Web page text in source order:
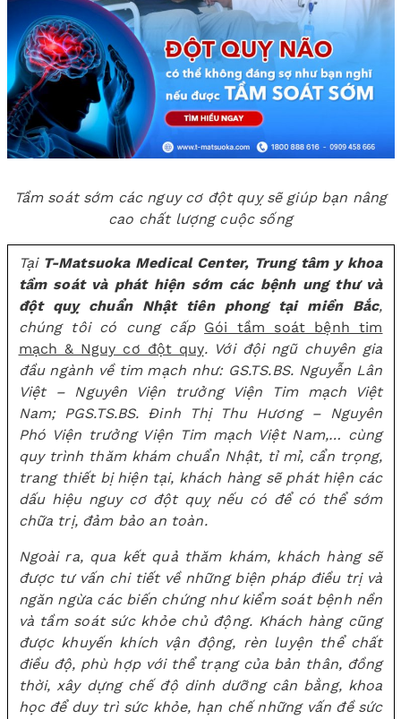
Tầm soát sớm các nguy cơ đột quỵ sẽ giúp bạn nâng
cao chất lượng cuộc sống
Tại T-Matsuoka Medical Center, Trung tâm y khoa
tầm soát và phát hiện sớm các bệnh ung thư và
đột quỵ chuẩn Nhật tiên phong tại miền Bắc,
chúng tôi có cung cấp Gói tầm soát bệnh tim
mạch & Nguy cơ đột quỵ. Với đội ngũ chuyên gia
đầu ngành về tim mạch như: GS.TS.BS. Nguyễn Lân
Việt – Nguyên Viện trưởng Viện Tim mạch Việt
Nam; PGS.TS.BS. Đinh Thị Thu Hương – Nguyên
Phó Viện trưởng Viện Tim mạch Việt Nam,… cùng
quy trình thăm khám chuẩn Nhật, tỉ mỉ, cẩn trọng,
trang thiết bị hiện tại, khách hàng sẽ phát hiện các
dấu hiệu nguy cơ đột quỵ nếu có để có thể sớm
chữa trị, đảm bảo an toàn.
Ngoài ra, qua kết quả thăm khám, khách hàng sẽ
được tư vấn chi tiết về những biện pháp điều trị và
ngăn ngừa các biến chứng như kiểm soát bệnh nền
và tầm soát sức khỏe chủ động. Khách hàng cũng
được khuyến khích vận động, rèn luyện thể chất
điều độ, phù hợp với thể trạng của bản thân, đồng
thời, xây dựng chế độ dinh dưỡng cân bằng, khoa
học để duy trì sức khỏe, hạn chế những vấn đề sức